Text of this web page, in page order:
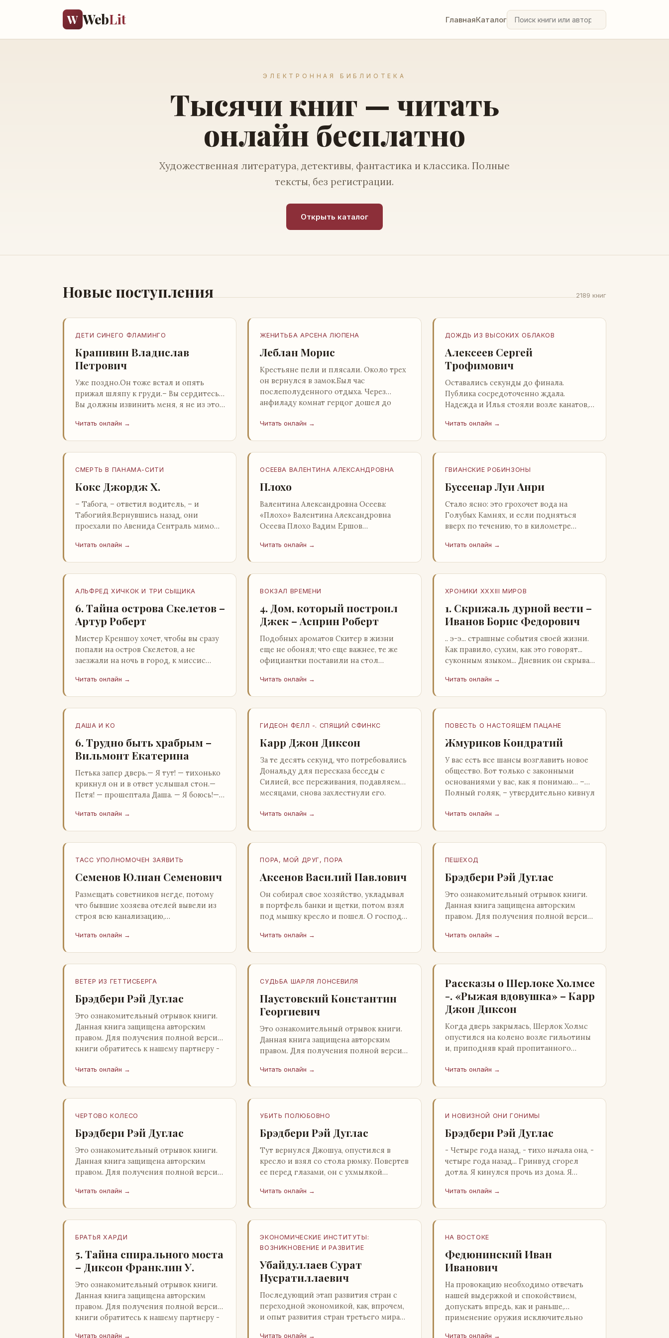
W WebLit ГлавнаяКаталог
ЭЛЕКТРОННАЯ БИБЛИОТЕКА
Тысячи книг — читать
онлайн бесплатно
Художественная литература, детективы, фантастика и классика. Полные
тексты, без регистрации.
Открыть каталог
Новые поступления 2189 книг
ДЕТИ СИНЕГО ФЛАМИНГО
Крапивин Владислав
Петрович
Уже поздно.Он тоже встал и опять
прижал шляпу к груди.– Вы сердитесь…
Вы должны извинить меня, я не из этой
какие-то обычаи. Но прошу: выс…
Читать онлайн →
ЖЕНИТЬБА АРСЕНА ЛЮПЕНА
Леблан Морис
Крестьяне пели и плясали. Около трех
он вернулся в замок.Был час
послеполуденного отдыха. Через
анфиладу комнат герцог дошел до
и во…
Читать онлайн →
ДОЖДЬ ИЗ ВЫСОКИХ ОБЛАКОВ
Алексеев Сергей
Трофимович
Оставались секунды до финала.
Публика сосредоточенно ждала.
Надежда и Илья стояли возле канатов,
ничем не выделялись из прочей
Читать онлайн →
СМЕРТЬ В ПАНАМА-СИТИ
Кокс Джордж Х.
– Табога, – ответил водитель, – и
Табогийя.Вернувшись назад, они
проехали по Авенида Сентраль мимо
канала. Водитель показал Расселу
Читать онлайн →
ОСЕЕВА ВАЛЕНТИНА АЛЕКСАНДРОВНА
Плохо
Валентина Александровна Осеева:
«Плохо» Валентина Александровна
Осеева Плохо Вадим Ершов
литература; Москва; 1977 Валентина
Читать онлайн →
ГВИАНСКИЕ РОБИНЗОНЫ
Буссенар Луи Анри
Стало ясно: это грохочет вода на
Голубых Камнях, и если подняться
вверх по течению, то в километре
плота.Производя не более шуму, чем
Читать онлайн →
АЛЬФРЕД ХИЧКОК И ТРИ СЫЩИКА
6. Тайна острова Скелетов –
Артур Роберт
Мистер Креншоу хочет, чтобы вы сразу
попали на остров Скелетов, а не
заезжали на ночь в город, к миссис
пробормотал Пит.Услыхав «кризис»…
Читать онлайн →
ВОКЗАЛ ВРЕМЕНИ
4. Дом, который построил
Джек – Асприн Роберт
Подобных ароматов Скитер в жизни
еще не обонял; что еще важнее, те же
официантки поставили на стол
для снятия стрессов. Скитер опрокин…
Читать онлайн →
ХРОНИКИ XXXIII МИРОВ
1. Скрижаль дурной вести –
Иванов Борис Федорович
.. э-э... страшные события своей жизни.
Как правило, сухим, как это говорят...
суконным языком... Дневник он скрывал
Скорее всего, даже с…
Читать онлайн →
ДАША И KO
6. Трудно быть храбрым –
Вильмонт Екатерина
Петька запер дверь.— Я тут! — тихонько
крикнул он и в ответ услышал стон.—
Петя! — прошептала Даша. — Я боюсь!—
распахнул дверь в комнату.— …
Читать онлайн →
ГИДЕОН ФЕЛЛ -. СПЯЩИЙ СФИНКС
Карр Джон Диксон
За те десять секунд, что потребовались
Дональду для пересказа беседы с
Силией, все переживания, подавляемые
месяцами, снова захлестнули его.
Читать онлайн →
ПОВЕСТЬ О НАСТОЯЩЕМ ПАЦАНЕ
Жмуриков Кондратий
У вас есть все шансы возглавить новое
общество. Вот только с законными
основаниями у вас, как я понимаю… –
Полный голяк, – утвердительно кивнул
Читать онлайн →
ТАСС УПОЛНОМОЧЕН ЗАЯВИТЬ
Семенов Юлиан Семенович
Размещать советников негде, потому
что бывшие хозяева отелей вывели из
строя всю канализацию,
бензохранилища пусты.Посол СССР в
Читать онлайн →
ПОРА, МОЙ ДРУГ, ПОРА
Аксенов Василий Павлович
Он собирал свое хозяйство, укладывал
в портфель банки и щетки, потом взял
под мышку кресло и пошел. О господи,
Причины, которые заставлял…
Читать онлайн →
ПЕШЕХОД
Брэдбери Рэй Дуглас
Это ознакомительный отрывок книги.
Данная книга защищена авторским
правом. Для получения полной версии
распространителю легального ко…
Читать онлайн →
ВЕТЕР ИЗ ГЕТТИСБЕРГА
Брэдбери Рэй Дуглас
Это ознакомительный отрывок книги.
Данная книга защищена авторским
правом. Для получения полной версии
книги обратитесь к нашему партнеру -
Читать онлайн →
СУДЬБА ШАРЛЯ ЛОНСЕВИЛЯ
Паустовский Константин
Георгиевич
Это ознакомительный отрывок книги.
Данная книга защищена авторским
правом. Для получения полной версии
распространителю легального ко…
Читать онлайн →
Рассказы о Шерлоке Холмсе
-. «Рыжая вдовушка» – Карр
Джон Диксон
Когда дверь закрылась, Шерлок Холмс
опустился на колено возле гильотины
и, приподняв край пропитанного
кошмар, который скрывался под ним…
Читать онлайн →
ЧЕРТОВО КОЛЕСО
Брэдбери Рэй Дуглас
Это ознакомительный отрывок книги.
Данная книга защищена авторским
правом. Для получения полной версии
распространителю легального ко…
Читать онлайн →
УБИТЬ ПОЛЮБОВНО
Брэдбери Рэй Дуглас
Тут вернулся Джошуа, опустился в
кресло и взял со стола рюмку. Повертев
ее перед глазами, он с ухмылкой
о чем? - с невинным видом с…
Читать онлайн →
И НОВИЗНОЙ ОНИ ГОНИМЫ
Брэдбери Рэй Дуглас
- Четыре года назад, - тихо начала она, -
четыре года назад... Гринвуд сгорел
дотла. Я кинулся прочь из дома. Я
вскрикнул я. - Сгорел…
Читать онлайн →
БРАТЬЯ ХАРДИ
5. Тайна спирального моста
– Диксон Франклин У.
Это ознакомительный отрывок книги.
Данная книга защищена авторским
правом. Для получения полной версии
книги обратитесь к нашему партнеру -
Читать онлайн →
ЭКОНОМИЧЕСКИЕ ИНСТИТУТЫ:
ВОЗНИКНОВЕНИЕ И РАЗВИТИЕ
Убайдуллаев Сурат
Нусратиллаевич
Последующий этап развития стран с
переходной экономикой, как, впрочем,
и опыт развития стран третьего мира
Читать онлайн →
НА ВОСТОКЕ
Федюнинский Иван
Иванович
На провокацию необходимо отвечать
нашей выдержкой и спокойствием,
допускать впредь, как и раньше,
применение оружия исключительно
Читать онлайн →